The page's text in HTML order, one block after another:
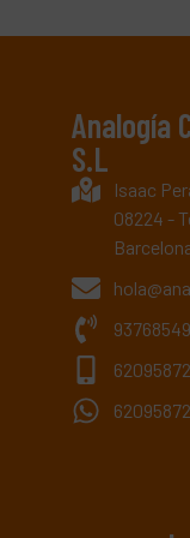
Analogía
S.L
Isaac
08224 -